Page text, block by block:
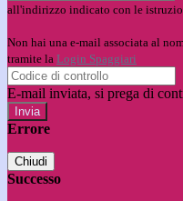
all'indirizzo indicato con le
Non hai una e-mail associata al
tramite la Login Spaggiari
E-mail inviata, si prega di
Errore
Chiudi
Successo